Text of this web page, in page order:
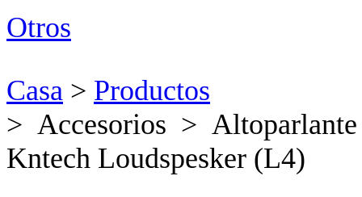
Otros
Casa > Productos
> Accesorios > Altoparlante
Kntech Loudspesker (L4)